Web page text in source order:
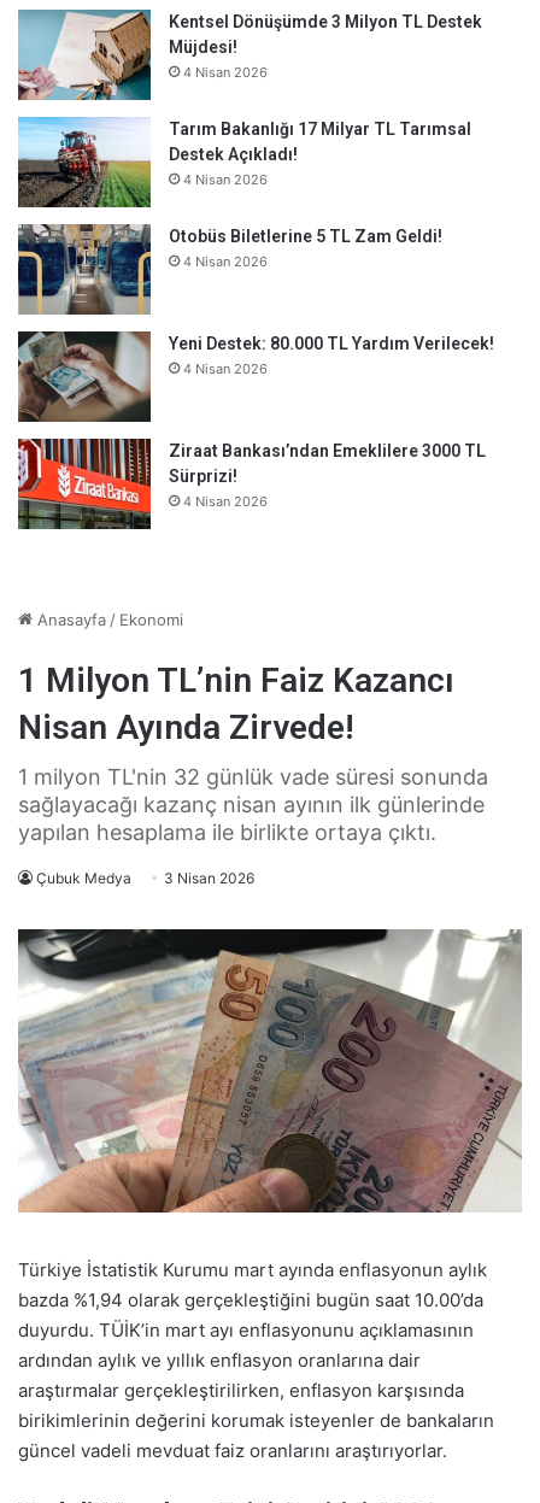
Kentsel Dönüşümde 3 Milyon TL Destek
Müjdesi!
4 Nisan 2026
Tarım Bakanlığı 17 Milyar TL Tarımsal
Destek Açıkladı!
4 Nisan 2026
Otobüs Biletlerine 5 TL Zam Geldi!
4 Nisan 2026
Yeni Destek: 80.000 TL Yardım Verilecek!
4 Nisan 2026
Ziraat Bankası’ndan Emeklilere 3000 TL
Sürprizi!
4 Nisan 2026